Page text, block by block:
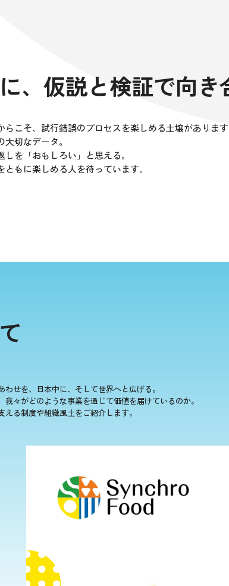
、 仮説と検証で向き
こそ、 試行錯誤のプロセスを楽しめる土壌があります
切なデータ。
を「おもしろい」と思える。
もに楽しめる人を待っています。
せを、日本中に、そして世界へと広げる。
々がどのような事業を通じて価値を届けているのか。
る制度や組織風土をご紹介します。